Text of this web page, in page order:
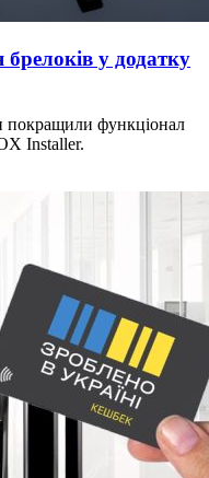
у додатку
покращили функціонал
Installer.